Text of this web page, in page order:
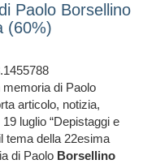
Paolo Borsellino
(60%)
memoria di Paolo
articolo, notizia,
19 luglio “Depistaggi e
tema della 22esima
di Paolo Borsellino